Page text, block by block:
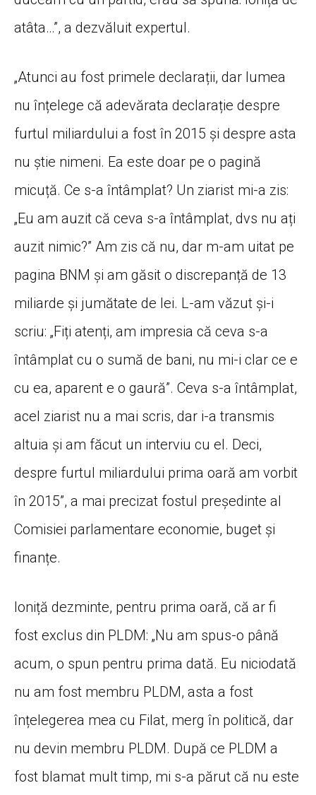
atâta…”, a dezvăluit expertul.
„Atunci au fost primele declarații, dar lumea
nu înțelege că adevărata declarație despre
furtul miliardului a fost în 2015 și despre asta
nu știe nimeni. Ea este doar pe o pagină
micuță. Ce s-a întâmplat? Un ziarist mi-a zis:
„Eu am auzit că ceva s-a întâmplat, dvs nu ați
auzit nimic?” Am zis că nu, dar m-am uitat pe
pagina BNM și am găsit o discrepanță de 13
miliarde și jumătate de lei. L-am văzut și-i
scriu: „Fiți atenți, am impresia că ceva s-a
întâmplat cu o sumă de bani, nu mi-i clar ce e
cu ea, aparent e o gaură”. Ceva s-a întâmplat,
acel ziarist nu a mai scris, dar i-a transmis
altuia și am făcut un interviu cu el. Deci,
despre furtul miliardului prima oară am vorbit
în 2015”, a mai precizat fostul președinte al
Comisiei parlamentare economie, buget și
finanțe.
Ioniță dezminte, pentru prima oară, că ar fi
fost exclus din PLDM: „Nu am spus-o până
acum, o spun pentru prima dată. Eu niciodată
nu am fost membru PLDM, asta a fost
înțelegerea mea cu Filat, merg în politică, dar
nu devin membru PLDM. După ce PLDM a
fost blamat mult timp, mi s-a părut că nu este